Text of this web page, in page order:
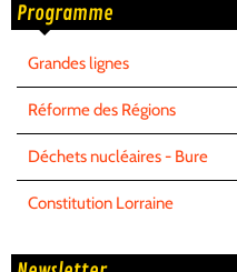
Programme
Grandes lignes
Réforme des Régions
Déchets nucléaires - Bure
Constitution Lorraine